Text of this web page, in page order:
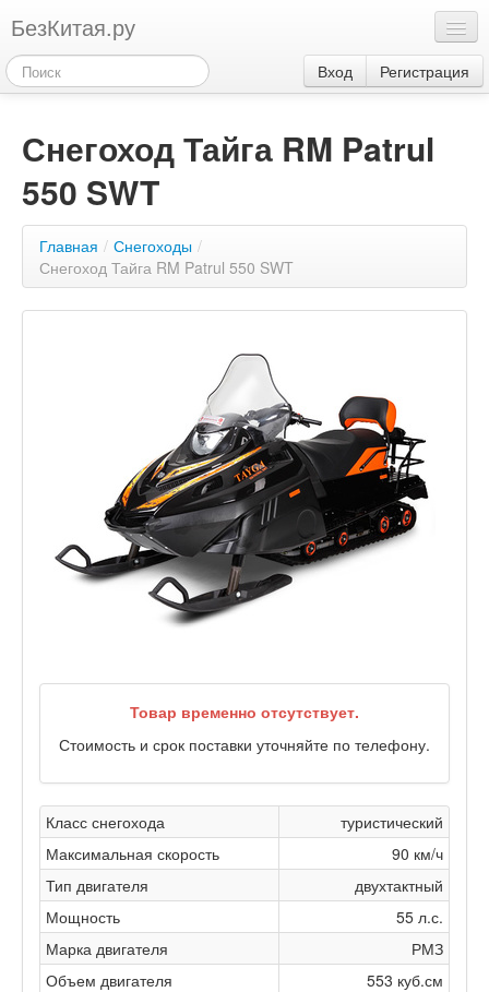
БезКитая.ру
Каталог
Контакты
Акции
3
Вход Регистрация
Снегоход Тайга RM Patrul
550 SWT
Главная / Снегоходы /
Снегоход Тайга RM Patrul 550 SWT
Товар временно отсутствует.
Стоимость и срок поставки уточняйте по телефону.
Класс снегохода
туристический
Максимальная скорость
90 км/ч
Тип двигателя
двухтактный
Мощность
55 л.с.
Марка двигателя
РМЗ
Объем двигателя
553 куб.см